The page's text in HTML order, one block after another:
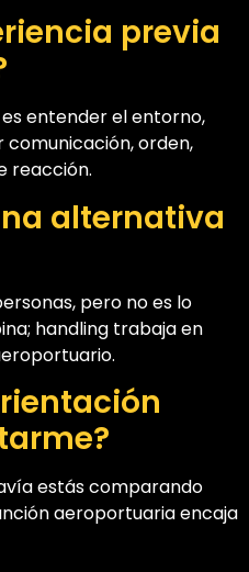
previa
entender el entorno,
orden,
reacción.
alternativa
pero no es lo
handling trabaja en
estás comparando
aeroportuaria encaja